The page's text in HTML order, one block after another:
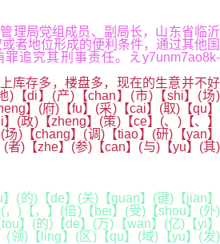
局党组成员、副局长，山东省临沂
者地位形成的便利条件，通过其他国
追究其刑事责任。えy7unm7ao8k-
存多，楼盘多，现在的生意并不好
di】(产)【chan】(市)【shi】(场)
】(府)【fu】(采)【cai】(取)【qu】
(政)【zheng】(策)【ce】(、)【、】
)【chang】(调)【tiao】(研)【yan】
者)【zhe】(参)【can】(与)【yu】(其)
的)【de】(关)【guan】(键)【jian】
)【，】(倍)【bei】(受)【shou】(外)
】(的)【de】(万)【wan】(亿)【yi】
领)【ling】(区)【qu】(域)【yu】(发)